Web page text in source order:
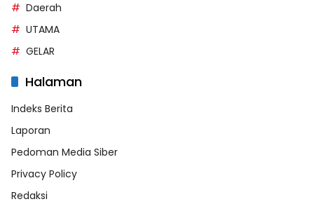
Daerah
UTAMA
GELAR
Halaman
Indeks Berita
Laporan
Pedoman Media Siber
Privacy Policy
Redaksi